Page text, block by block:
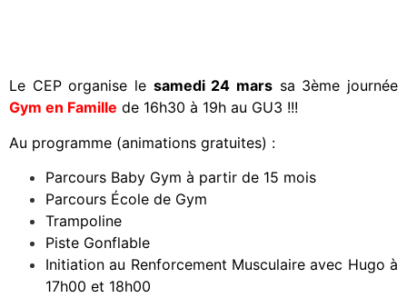
Le CEP organise le samedi 24 mars sa 3ème journée
Gym en Famille de 16h30 à 19h au GU3 !!!
Au programme (animations gratuites) :
Parcours Baby Gym à partir de 15 mois
Parcours École de Gym
Trampoline
Piste Gonflable
Initiation au Renforcement Musculaire avec Hugo à
17h00 et 18h00